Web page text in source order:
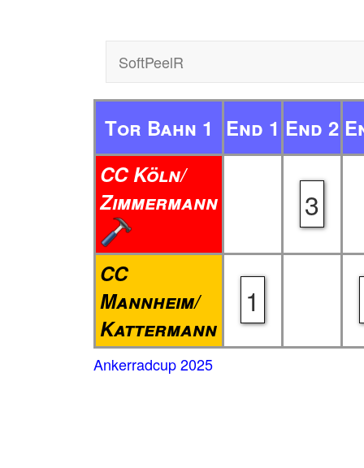
SoftPeelR
Tor Bahn 1 End 1 End 2
CC Köln/
Zimmermann
3
CC
Mannheim/
Kattermann
1
Ankerradcup 2025